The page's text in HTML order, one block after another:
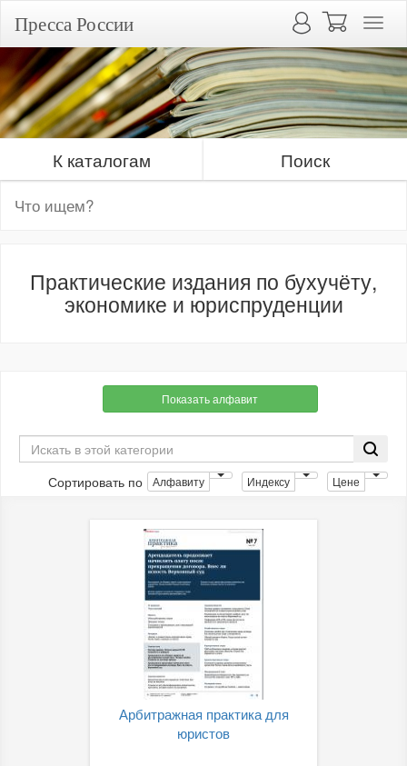
Пресса России
К каталогам Поиск
Практические издания по бухучёту,
экономике и юриспруденции
Показать алфавит
Сортировать по Алфавиту Индексу Цене
Арбитражная практика для
юристов